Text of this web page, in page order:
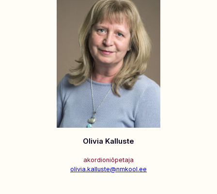
Olivia Kalluste
akordioniõpetaja
olivia.kalluste@nmkool.ee